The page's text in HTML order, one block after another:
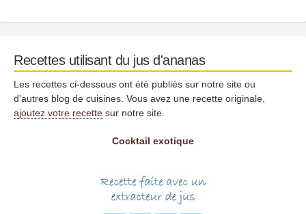
Recettes utilisant du jus d'ananas
Les recettes ci-dessous ont été publiés sur notre site ou
d'autres blog de cuisines. Vous avez une recette originale,
ajoutez votre recette sur notre site.
Cocktail exotique